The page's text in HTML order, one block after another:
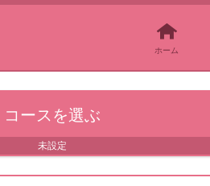
ホーム
コースを選ぶ
未設定